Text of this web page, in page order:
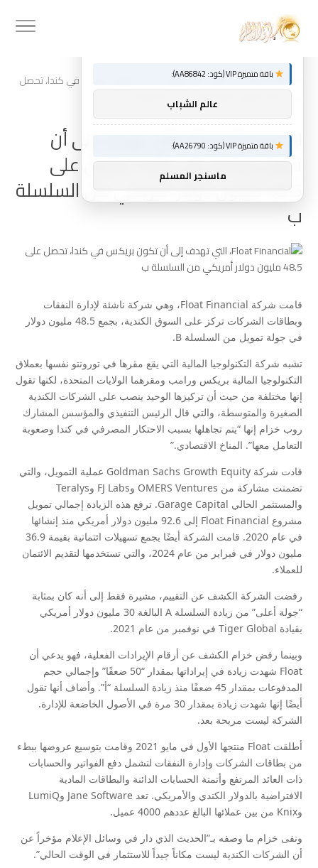
Home»
Float Financial، التي تهدف إلى أن تكون بريكس في كندا، تحصل
على 48.5 مليون دولار أمريكي من السلسلة ب
Float Financial، التي تهدف إلى أن
تكون بريكس في كندا، تحصل على
48.5 مليون دولار أمريكي من السلسلة
ب
قامت شركة Float Financial، وهي شركة ناشئة لإدارة النفقات
وبطاقات الشركات تركز على السوق الكندية، بجمع 48.5 مليون دولار
في جولة تمويل من السلسلة B.
تشبه شركة التكنولوجيا المالية التي يقع مقرها في تورونتو نفسها بعملاق
التكنولوجيا المالية بريكس ورامب ومقرهما الولايات المتحدة، لكنها تقول
إنها مختلفة من حيث أن تركيزها الوحيد ينصب على الشركات الكندية
الصغيرة والمتوسطة، والتي قال الرئيس التنفيذي والمؤسس المشارك
روب خزام إنها “يتم تجاهلها بسبب الاحتكار المصرفي في كندا وصعوبة
التعامل معها”. المناخ الاقتصادي.”
قادت شركة Goldman Sachs Growth Equity عملية التمويل، والتي
تضمنت مشاركة من OMERS Ventures وFJ Labs وTeralys
والمستثمر الحالي Garage Capital. ترفع هذه الزيادة إجمالي تمويل
مشروع Float Financial إلى 92.6 مليون دولار أمريكي منذ إنشائها
في عام 2020. قامت الشركة أيضًا بجمع تسهيلات ائتمانية بقيمة 36.9
مليون دولار في فبراير من عام 2024، والتي تستخدمها لتقديم الائتمان
للعملاء.
رفضت الشركة الكشف عن التقييم، مشيرة فقط إلى أنه كان بمثابة
“جولة أعلى” من زيادة السلسلة A البالغة 30 مليون دولار أمريكي
بقيادة Tiger Global في نوفمبر من عام 2021.
وبينما رفض خزام الكشف عن أرقام الإيرادات الفعلية، فهو يدعي أن
Float شهدت زيادة في إيراداتها بمقدار “50 ضعفًا” وإجمالي حجم
المدفوعات بمقدار 45 ضعفًا منذ زيادة السلسلة “أ”. وأضاف أنها تقول
أيضًا إنها شهدت زيادة بمقدار 30 مرة في الأصول الخاضعة للإدارة.
الشركة ليست مربحة بعد.
أطلقت Float منتجها الأول في مايو 2021 وقامت بتوسيع عروضها ببطء
من بطاقات الشركات وإدارة النفقات لتشمل دفع الفواتير والحسابات
ذات العائد المرتفع وأتمتة الحسابات الدائنة والبطاقات المادية
الافتراضية بالدولار الكندي والأمريكي. تعد Jane Software وLumiQ
وKnix من بين عملائها البالغ عددهم 4000 عميل.
ونفى خزام ما وصفه بـ”الحديث الذي دار في وسائل الإعلام مؤخراً عن
أن الشركات الكندية ليست مكاناً جيداً للاستثمار في الوقت الحالي”.
توصيات :
باقة متميزة VIP (كود: AA86842):
عالم الشباب
باقة متميزة VIP (كود: AA26790):
ماسنجر المسلم